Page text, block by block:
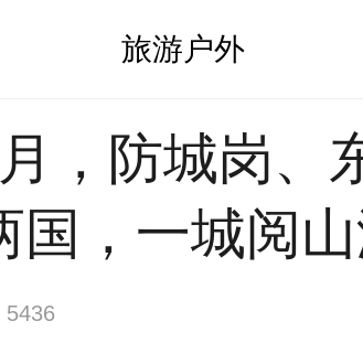
旅游户外
，防城岗、
国，一城阅山
5436